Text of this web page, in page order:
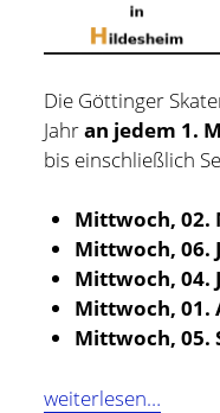
Die Göttinger
Jahran jedem 1.
bis einschließlich
Mittwoch, 02.
Mittwoch, 06.
Mittwoch, 04.
Mittwoch, 01.
Mittwoch, 05.
weiterlesen…